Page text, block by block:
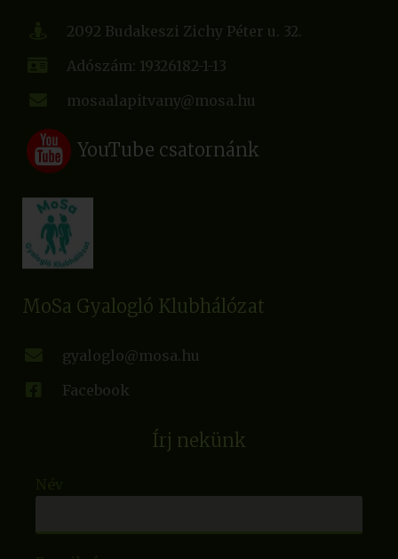
2092 Budakeszi Zichy Péter u. 32.
Adószám: 19326182-1-13
mosaalapitvany@mosa.hu
YouTube csatornánk
MoSa Gyalogló Klubhálózat
gyaloglo@mosa.hu
Facebook
Írj nekünk